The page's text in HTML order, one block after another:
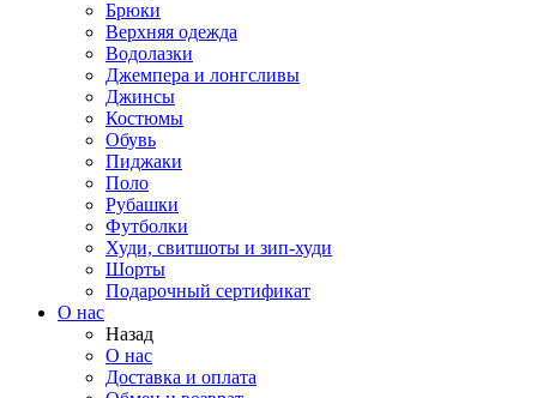
Брюки
Верхняя одежда
Водолазки
Джемпера и лонгсливы
Джинсы
Костюмы
Обувь
Пиджаки
Поло
Рубашки
Футболки
Худи, свитшоты и зип-худи
Шорты
Подарочный сертификат
О нас
Назад
О нас
Доставка и оплата